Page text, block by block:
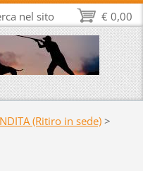
(Ritiro in sede) >
€ 0,00
nel sito